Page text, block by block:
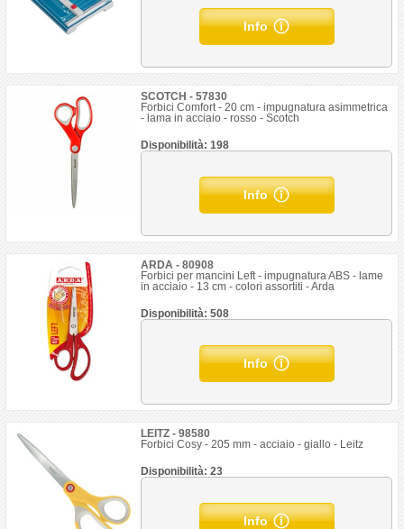
Info
SCOTCH - 57830
Forbici Comfort - 20 cm - impugnatura asimmetrica
- lama in acciaio - rosso - Scotch
Disponibilità: 198
Info
ARDA - 80908
Forbici per mancini Left - impugnatura ABS - lame
in acciaio - 13 cm - colori assortiti - Arda
Disponibilità: 508
Info
LEITZ - 98580
Forbici Cosy - 205 mm - acciaio - giallo - Leitz
Disponibilità: 23
Info